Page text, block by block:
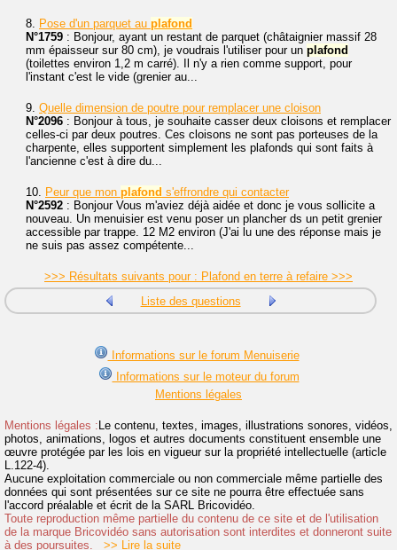
8. Pose d'un parquet au plafond
N°1759 : Bonjour, ayant un restant de parquet (châtaignier massif 28
mm épaisseur sur 80 cm), je voudrais l'utiliser pour un plafond
(toilettes environ 1,2 m carré). Il n'y a rien comme support, pour
l'instant c'est le vide (grenier au...
9. Quelle dimension de poutre pour remplacer une cloison
N°2096 : Bonjour à tous, je souhaite casser deux cloisons et remplacer
celles-ci par deux poutres. Ces cloisons ne sont pas porteuses de la
charpente, elles supportent simplement les plafonds qui sont faits à
l'ancienne c'est à dire du...
10. Peur que mon plafond s'effrondre qui contacter
N°2592 : Bonjour Vous m'aviez déjà aidée et donc je vous sollicite a
nouveau. Un menuisier est venu poser un plancher ds un petit grenier
accessible par trappe. 12 M2 environ (J'ai lu une des réponse mais je
ne suis pas assez compétente...
>>> Résultats suivants pour : Plafond en terre à refaire >>>
Liste des questions
Informations sur le forum Menuiserie
Informations sur le moteur du forum
Mentions légales
Mentions légales : Le contenu, textes, images, illustrations sonores, vidéos,
photos, animations, logos et autres documents constituent ensemble une
œuvre protégée par les lois en vigueur sur la propriété intellectuelle (article
L.122-4).
Aucune exploitation commerciale ou non commerciale même partielle des
données qui sont présentées sur ce site ne pourra être effectuée sans
l'accord préalable et écrit de la SARL Bricovidéo.
Toute reproduction même partielle du contenu de ce site et de l'utilisation
de la marque Bricovidéo sans autorisation sont interdites et donneront suite
à des poursuites.
>> Lire la suite